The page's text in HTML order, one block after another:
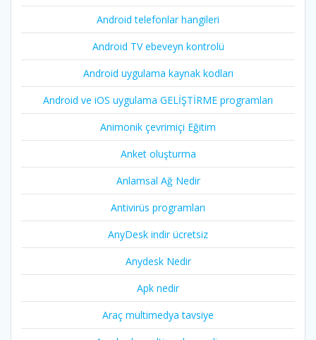
Android telefonlar hangileri
Android TV ebeveyn kontrolü
Android uygulama kaynak kodları
Android ve iOS uygulama GELİŞTİRME programları
Animonik çevrimiçi Eğitim
Anket oluşturma
Anlamsal Ağ Nedir
Antivirüs programları
AnyDesk indir ücretsiz
Anydesk Nedir
Apk nedir
Araç multimedya tavsiye